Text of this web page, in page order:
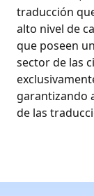
traducción
alto nivel de
que poseen
sector de las
garantizando
de las